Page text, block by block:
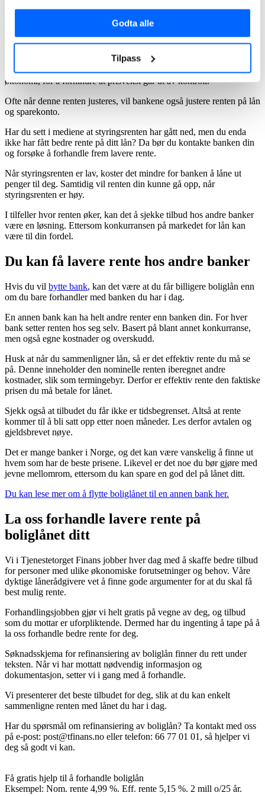
Godta alle
Tilpass
Styringsrenten settes av Norges bank, og har konsekvenser for hele
den norske økonomien. Det er noe Norges bank bruker for å styre
Med andre ord settes styringsrenten opp når det går bra med norsk
økonomi, for å forhindre at prisvekst går ut av kontroll.
Ofte når denne renten justeres, vil bankene også justere renten på lån
og sparekonto.
Har du sett i mediene at styringsrenten har gått ned, men du enda
ikke har fått bedre rente på ditt lån? Da bør du kontakte banken din
og forsøke å forhandle frem lavere rente.
Når styringsrenten er lav, koster det mindre for banken å låne ut
penger til deg. Samtidig vil renten din kunne gå opp, når
styringsrenten er høy.
I tilfeller hvor renten øker, kan det å sjekke tilbud hos andre banker
være en løsning. Ettersom konkurransen på markedet for lån kan
være til din fordel.
Du kan få lavere rente hos andre banker
Hvis du vil bytte bank, kan det være at du får billigere boliglån enn
om du bare forhandler med banken du har i dag.
En annen bank kan ha helt andre renter enn banken din. For hver
bank setter renten hos seg selv. Basert på blant annet konkurranse,
men også egne kostnader og overskudd.
Husk at når du sammenligner lån, så er det effektiv rente du må se
på. Denne inneholder den nominelle renten iberegnet andre
kostnader, slik som termingebyr. Derfor er effektiv rente den faktiske
prisen du må betale for lånet.
Sjekk også at tilbudet du får ikke er tidsbegrenset. Altså at rente
kommer til å bli satt opp etter noen måneder. Les derfor avtalen og
gjeldsbrevet nøye.
Det er mange banker i Norge, og det kan være vanskelig å finne ut
hvem som har de beste prisene. Likevel er det noe du bør gjøre med
jevne mellomrom, ettersom du kan spare en god del på lånet ditt.
Du kan lese mer om å flytte boliglånet til en annen bank her.
La oss forhandle lavere rente på
boliglånet ditt
Vi i Tjenestetorget Finans jobber hver dag med å skaffe bedre tilbud
for personer med ulike økonomiske forutsetninger og behov. Våre
dyktige lånerådgivere vet å finne gode argumenter for at du skal få
best mulig rente.
Forhandlingsjobben gjør vi helt gratis på vegne av deg, og tilbud
som du mottar er uforpliktende. Dermed har du ingenting å tape på å
la oss forhandle bedre rente for deg.
Søknadsskjema for refinansiering av boliglån finner du rett under
teksten. Når vi har mottatt nødvendig informasjon og
dokumentasjon, setter vi i gang med å forhandle.
Vi presenterer det beste tilbudet for deg, slik at du kan enkelt
sammenligne renten med lånet du har i dag.
Har du spørsmål om refinansiering av boliglån? Ta kontakt med oss
på e-post: post@tfinans.no eller telefon: 66 77 01 01, så hjelper vi
deg så godt vi kan.
Få gratis hjelp til å forhandle boliglån
Eksempel: Nom. rente 4,99 %. Eff. rente 5,15 %. 2 mill o/25 år.